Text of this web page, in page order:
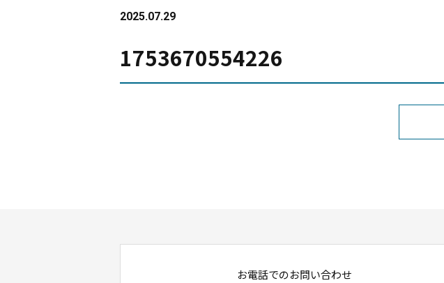
2025.07.29
1753670554226
お電話でのお問い合わせ